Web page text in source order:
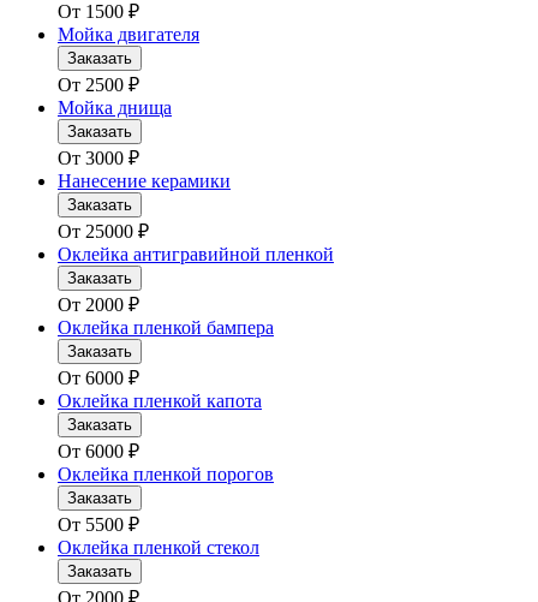
От 1500 ₽
Мойка двигателя
Заказать
От 2500 ₽
Мойка днища
Заказать
От 3000 ₽
Нанесение керамики
Заказать
От 25000 ₽
Оклейка антигравийной пленкой
Заказать
От 2000 ₽
Оклейка пленкой бампера
Заказать
От 6000 ₽
Оклейка пленкой капота
Заказать
От 6000 ₽
Оклейка пленкой порогов
Заказать
От 5500 ₽
Оклейка пленкой стекол
Заказать